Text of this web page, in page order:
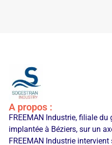
A propos :
FREEMAN Industrie, filiale du
implantée à Béziers, sur un
FREEMAN Industrie intervient